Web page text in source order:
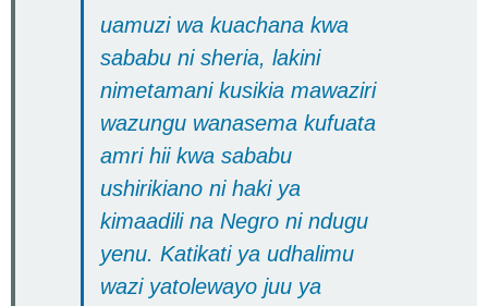
uamuzi wa kuachana kwa
sababu ni sheria, lakini
nimetamani kusikia mawaziri
wazungu wanasema kufuata
amri hii kwa sababu
ushirikiano ni haki ya
kimaadili na Negro ni ndugu
yenu. Katikati ya udhalimu
wazi yatolewayo juu ya